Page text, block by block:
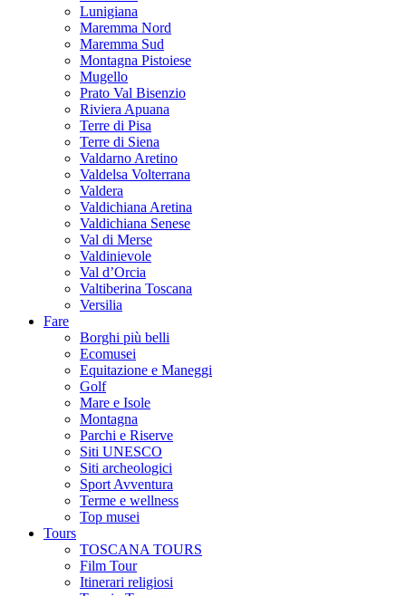
Lunigiana
Maremma Nord
Maremma Sud
Montagna Pistoiese
Mugello
Prato Val Bisenzio
Riviera Apuana
Terre di Pisa
Terre di Siena
Valdarno Aretino
Valdelsa Volterrana
Valdera
Valdichiana Aretina
Valdichiana Senese
Val di Merse
Valdinievole
Val d’Orcia
Valtiberina Toscana
Versilia
Fare
Borghi più belli
Ecomusei
Equitazione e Maneggi
Golf
Mare e Isole
Montagna
Parchi e Riserve
Siti UNESCO
Siti archeologici
Sport Avventura
Terme e wellness
Top musei
Tours
TOSCANA TOURS
Film Tour
Itinerari religiosi